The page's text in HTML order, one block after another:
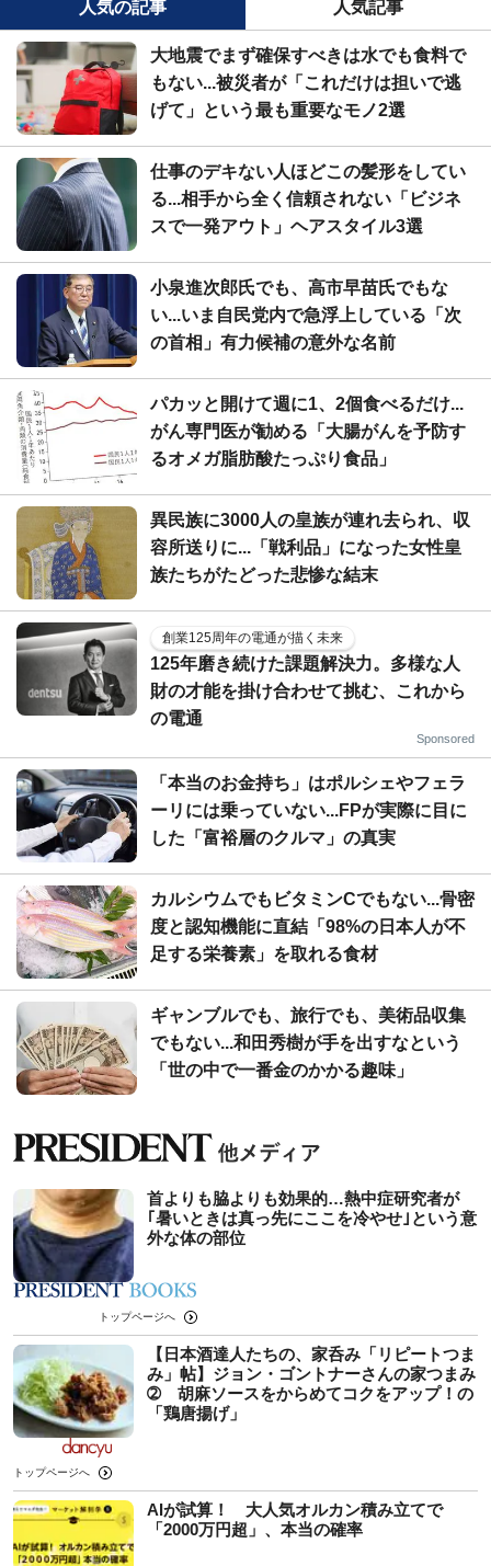
人気の記事 人気記事
大地震でまず確保すべきは水でも食料で
もない...被災者が「これだけは担いで逃
げて」という最も重要なモノ2選
仕事のデキない人ほどこの髪形をしてい
る...相手から全く信頼されない「ビジネ
スで一発アウト」ヘアスタイル3選
小泉進次郎氏でも、高市早苗氏でもな
い...いま自民党内で急浮上している「次
の首相」有力候補の意外な名前
パカッと開けて週に1、2個食べるだけ...
がん専門医が勧める「大腸がんを予防す
るオメガ脂肪酸たっぷり食品」
異民族に3000人の皇族が連れ去られ、収
容所送りに...「戦利品」になった女性皇
族たちがたどった悲惨な結末
創業125周年の電通が描く未来
125年磨き続けた課題解決力。多様な人
財の才能を掛け合わせて挑む、これから
の電通
Sponsored
「本当のお金持ち」はポルシェやフェラ
ーリには乗っていない...FPが実際に目に
した「富裕層のクルマ」の真実
カルシウムでもビタミンCでもない...骨密
度と認知機能に直結「98%の日本人が不
足する栄養素」を取れる食材
ギャンブルでも、旅行でも、美術品収集
でもない...和田秀樹が手を出すなという
「世の中で一番金のかかる趣味」
首よりも脇よりも効果的…熱中症研究者が
｢暑いときは真っ先にここを冷やせ｣という意
外な体の部位
トップページへ
【日本酒達人たちの、家呑み「リピートつま
み」帖】ジョン・ゴントナーさんの家つまみ
➁ 胡麻ソースをからめてコクをアップ！の
「鶏唐揚げ」
トップページへ
AIが試算！ 大人気オルカン積み立てで
「2000万円超」、本当の確率